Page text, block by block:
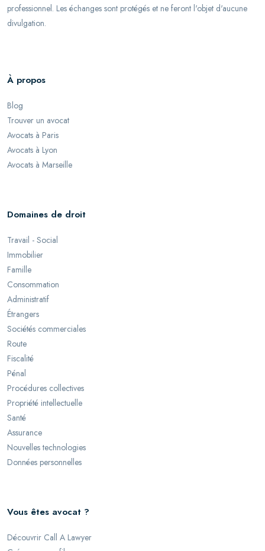
professionnel. Les échanges sont protégés et ne feront l'objet d'aucune
divulgation.
À propos
Blog
Trouver un avocat
Avocats à Paris
Avocats à Lyon
Avocats à Marseille
Domaines de droit
Travail - Social
Immobilier
Famille
Consommation
Administratif
Étrangers
Sociétés commerciales
Route
Fiscalité
Pénal
Procédures collectives
Propriété intellectuelle
Santé
Assurance
Nouvelles technologies
Données personnelles
Vous êtes avocat ?
Découvrir Call A Lawyer